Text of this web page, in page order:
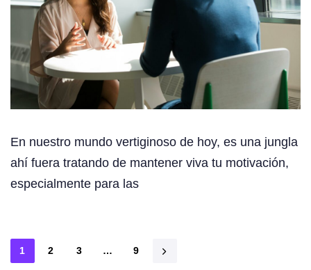
En nuestro mundo vertiginoso de hoy, es una jungla
ahí fuera tratando de mantener viva tu motivación,
especialmente para las
1 2 3 … 9